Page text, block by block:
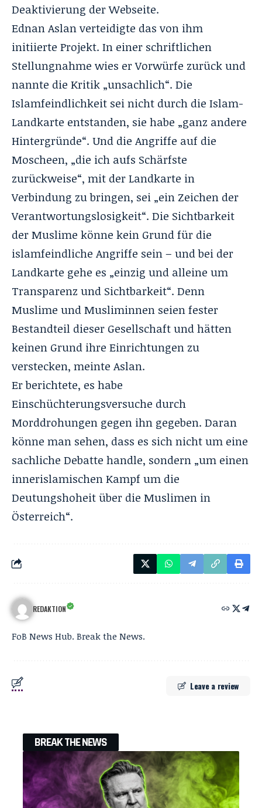
Deaktivierung der Webseite.
Ednan Aslan verteidigte das von ihm
initiierte Projekt. In einer schriftlichen
Stellungnahme wies er Vorwürfe zurück und
nannte die Kritik „unsachlich“. Die
Islamfeindlichkeit sei nicht durch die Islam-
Landkarte entstanden, sie habe „ganz andere
Hintergründe“. Und die Angriffe auf die
Moscheen, „die ich aufs Schärfste
zurückweise“, mit der Landkarte in
Verbindung zu bringen, sei „ein Zeichen der
Verantwortungslosigkeit“. Die Sichtbarkeit
der Muslime könne kein Grund für die
islamfeindliche Angriffe sein – und bei der
Landkarte gehe es „einzig und alleine um
Transparenz und Sichtbarkeit“. Denn
Muslime und Musliminnen seien fester
Bestandteil dieser Gesellschaft und hätten
keinen Grund ihre Einrichtungen zu
verstecken, meinte Aslan.
Er berichtete, es habe
Einschüchterungsversuche durch
Morddrohungen gegen ihn gegeben. Daran
könne man sehen, dass es sich nicht um eine
sachliche Debatte handle, sondern „um einen
innerislamischen Kampf um die
Deutungshoheit über die Muslimen in
Österreich“.
REDAKTION
FoB News Hub. Break the News.
Leave a review
BREAK THE NEWS